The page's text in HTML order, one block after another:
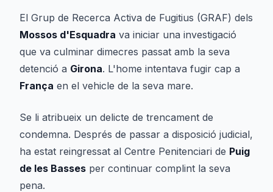
El Grup de Recerca Activa de Fugitius (GRAF) dels
Mossos d'Esquadra va iniciar una investigació
que va culminar dimecres passat amb la seva
detenció a Girona. L'home intentava fugir cap a
França en el vehicle de la seva mare.
Se li atribueix un delicte de trencament de
condemna. Després de passar a disposició judicial,
ha estat reingressat al Centre Penitenciari de Puig
de les Basses per continuar complint la seva
pena.